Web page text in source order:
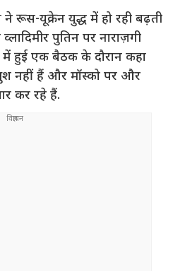
ने रूस-यूक्रेन युद्ध में हो रही बढ़ती
पुतिन पर नाराज़गी
में हुई एक बैठक के दौरान कहा
नहीं हैं और मॉस्को पर और
कर रहे हैं.